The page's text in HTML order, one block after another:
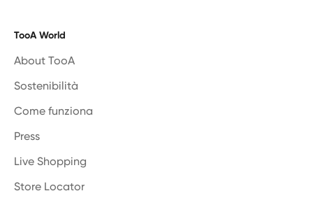
TooA World
About TooA
Sostenibilità
Come funziona
Press
Live Shopping
Store Locator